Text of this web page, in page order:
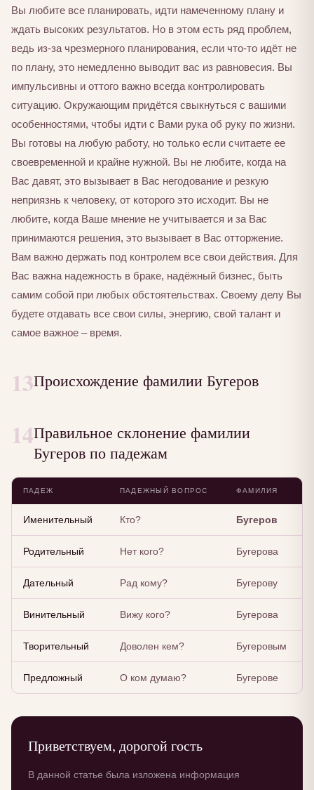
Вы любите все планировать, идти намеченному плану и
ждать высоких результатов. Но в этом есть ряд проблем,
ведь из-за чрезмерного планирования, если что-то идёт не
по плану, это немедленно выводит вас из равновесия. Вы
импульсивны и оттого важно всегда контролировать
ситуацию. Окружающим придётся свыкнуться с вашими
особенностями, чтобы идти с Вами рука об руку по жизни.
Вы готовы на любую работу, но только если считаете ее
своевременной и крайне нужной. Вы не любите, когда на
Вас давят, это вызывает в Вас негодование и резкую
неприязнь к человеку, от которого это исходит. Вы не
любите, когда Ваше мнение не учитывается и за Вас
принимаются решения, это вызывает в Вас отторжение.
Вам важно держать под контролем все свои действия. Для
Вас важна надежность в браке, надёжный бизнес, быть
самим собой при любых обстоятельствах. Своему делу Вы
будете отдавать все свои силы, энергию, свой талант и
самое важное – время.
13Происхождение фамилии Бугеров
14Правильное склонение фамилии
Бугеров по падежам
ПАДЕЖ ПАДЕЖНЫЙ ВОПРОС ФАМИЛИЯ
Именительный Кто? Бугеров
Родительный Нет кого? Бугерова
Дательный Рад кому? Бугерову
Винительный Вижу кого? Бугерова
Творительный Доволен кем? Бугеровым
Предложный О ком думаю? Бугерове
Приветствуем, дорогой гость
В данной статье была изложена информация